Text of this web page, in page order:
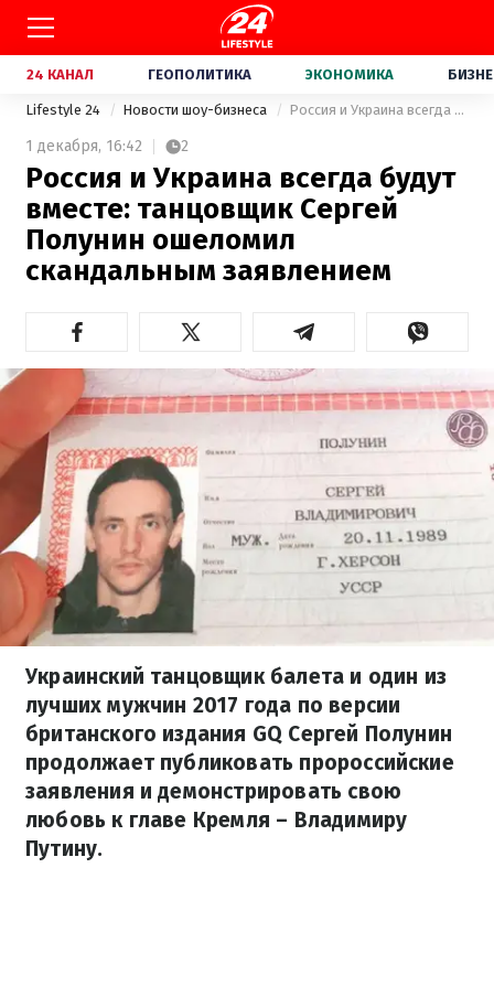
24 КАНАЛ ГЕОПОЛИТИКА ЭКОНОМИКА
Lifestyle 24 Новости шоу-бизнеса Россия и Украина всегда будут вместе: танцовщик Сергей Полунин ошеломил скандальным заявлением
1 декабря, 16:42 2
Россия и Украина всегда будут
вместе: танцовщик Сергей
Полунин ошеломил
скандальным заявлением
Украинский танцовщик балета и один из
лучших мужчин 2017 года по версии
британского издания GQ Сергей Полунин
продолжает публиковать пророссийские
заявления и демонстрировать свою
любовь к главе Кремля – Владимиру
Путину.